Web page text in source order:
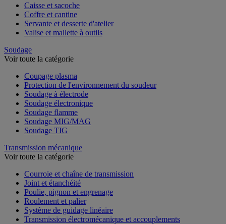
Caisse et sacoche
Coffre et cantine
Servante et desserte d'atelier
Valise et mallette à outils
Soudage
Voir toute la catégorie
Coupage plasma
Protection de l'environnement du soudeur
Soudage à électrode
Soudage électronique
Soudage flamme
Soudage MIG/MAG
Soudage TIG
Transmission mécanique
Voir toute la catégorie
Courroie et chaîne de transmission
Joint et étanchéité
Poulie, pignon et engrenage
Roulement et palier
Système de guidage linéaire
Transmission électromécanique et accouplements